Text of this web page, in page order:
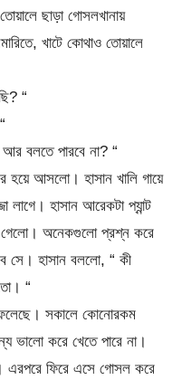
ছাড়া গোসলখানায়
খাটে কোথাও তোয়ালে
“
আর বলতে পারবে না? “
হয়ে আসলো। হাসান খালি গায়ে
লাগে। হাসান আরেকটা প্যান্ট
গেলো। অনেকগুলো প্রশ্ন করে
সে। হাসান বললো, “ কী
“
সকালে কোনোরকম
ভালো করে খেতে পারে না।
এরপরে ফিরে এসে গোসল করে